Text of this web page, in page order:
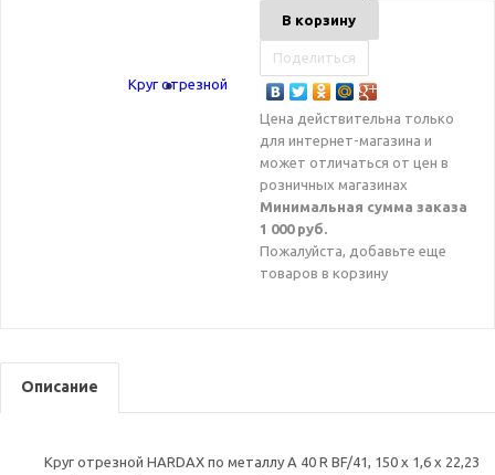
В корзину
Поделиться
Цена действительна только
для интернет-магазина и
может отличаться от цен в
розничных магазинах
Минимальная сумма заказа
1 000 руб.
Пожалуйста, добавьте еще
товаров в корзину
Описание
Круг отрезной HARDAX по металлу А 40 R BF/41, 150 х 1,6 х 22,23